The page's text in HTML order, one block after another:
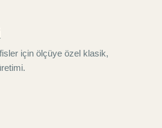
için ölçüye özel klasik,